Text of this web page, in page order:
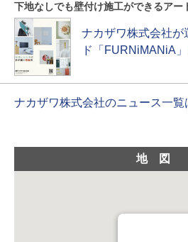
下地なしでも壁付け施工ができるアー
ナカザワ株式会社が
ド「FURNiMANiA
ナカザワ株式会社のニュース一覧
地図